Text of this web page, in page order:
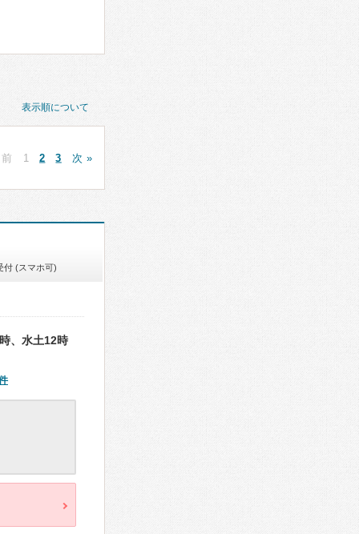
表示順について
1 2 3 次 »
付 (スマホ可)
、水土12時